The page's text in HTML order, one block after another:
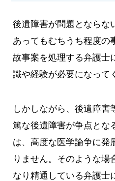
後遺障害が問題とならな
あってもむちうち程度の
故事案を処理する弁護士
識や経験が必要になって
しかしながら、後遺障害
篤な後遺障害が争点とな
は、高度な医学論争に発
りません。そのような場
なり精通している弁護士